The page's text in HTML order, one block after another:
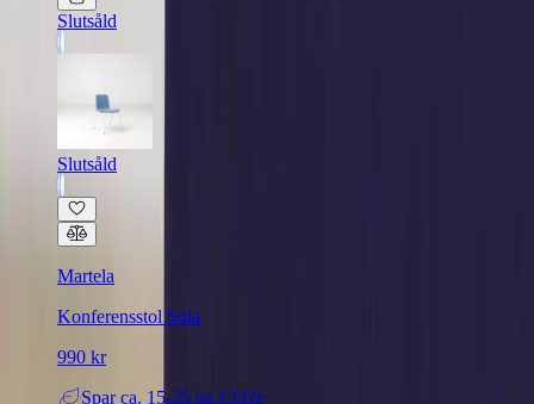
Slutsåld
Slutsåld
Martela
Konferensstol Sola
990 kr
Spar ca. 15-25 kg CO2e